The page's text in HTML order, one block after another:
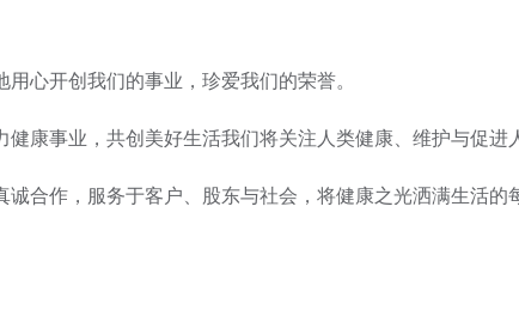
用心开创我们的事业，珍爱我们的荣誉。
健康事业，共创美好生活我们将关注人类健康、维护与促
诚合作，服务于客户、股东与社会，将健康之光洒满生活的